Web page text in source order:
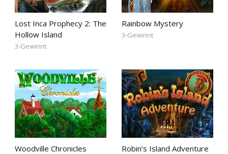
Lost Inca Prophecy 2: The
Hollow Island
3-Gewinnt
Rainbow Mystery
3-Gewinnt
Woodville Chronicles Robin’s Island Adventure